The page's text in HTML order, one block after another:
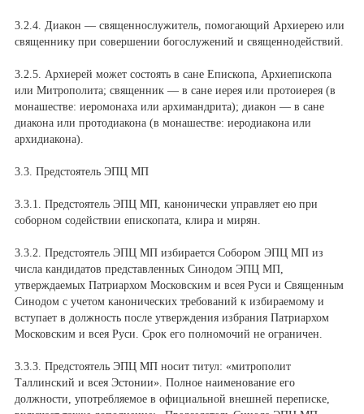
3.2.4. Диакон — священнослужитель, помогающий Архиерею или
священнику при совершении богослужений и священнодействий.
3.2.5. Архиерей может состоять в сане Епископа, Архиепископа
или Митрополита; священник — в сане иерея или протоиерея (в
монашестве: иеромонаха или архимандрита); диакон — в сане
диакона или протодиакона (в монашестве: иеродиакона или
архидиакона).
3.3. Предстоятель ЭПЦ МП
3.3.1. Предстоятель ЭПЦ МП, канонически управляет ею при
соборном содействии епископата, клира и мирян.
3.3.2. Предстоятель ЭПЦ МП избирается Собором ЭПЦ МП из
числа кандидатов представленных Синодом ЭПЦ МП,
утверждаемых Патриархом Московским и всея Руси и Священным
Синодом с учетом канонических требований к избираемому и
вступает в должность после утверждения избрания Патриархом
Московским и всея Руси. Срок его полномочий не ограничен.
3.3.3. Предстоятель ЭПЦ МП носит титул: «митрополит
Таллинский и всея Эстонии». Полное наименование его
должности, употребляемое в официальной внешней переписке,